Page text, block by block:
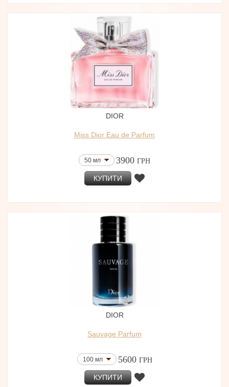
DIOR
Miss Dior Eau de Parfum
50 мл 3900 ГРН
КУПИТИ
DIOR
Sauvage Parfum
100 мл 5600 ГРН
КУПИТИ